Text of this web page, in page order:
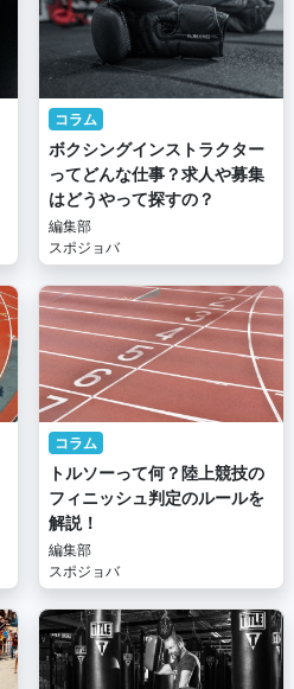
コラム
ボクシングインストラクター
ってどんな仕事？求人や募集
はどうやって探すの？
編集部
スポジョバ
コラム
トルソーって何？陸上競技の
フィニッシュ判定のルールを
解説！
編集部
スポジョバ